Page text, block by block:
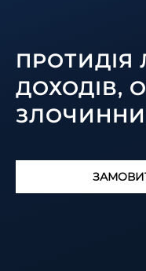
ПРОТИДІЯ
ДОХОДІВ,